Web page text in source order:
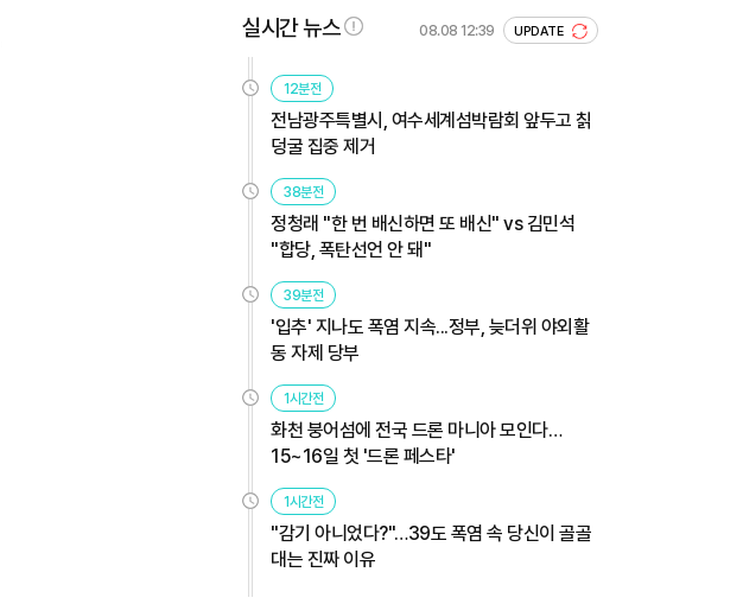
실시간 뉴스 08.08 12:39 UPDATE
12분전
전남광주특별시, 여수세계섬박람회 앞두고 칡
덩굴 집중 제거
38분전
정청래 "한 번 배신하면 또 배신" vs 김민석
"합당, 폭탄선언 안 돼"
39분전
'입추' 지나도 폭염 지속...정부, 늦더위 야외활
동 자제 당부
1시간전
화천 붕어섬에 전국 드론 마니아 모인다…
15~16일 첫 '드론 페스타'
1시간전
"감기 아니었다?"…39도 폭염 속 당신이 골골
대는 진짜 이유